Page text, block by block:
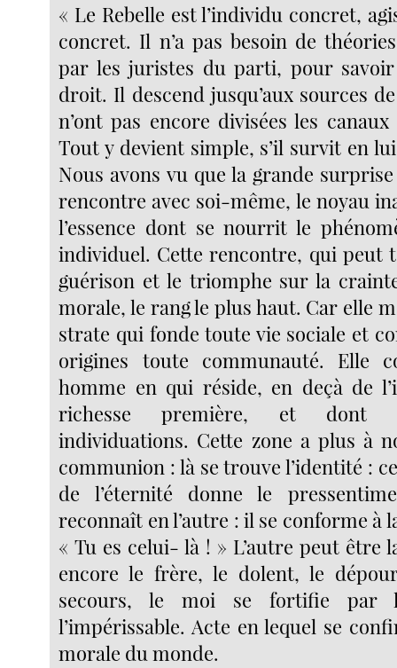
« Le Rebelle est l’individu concret,
concret. Il n’a pas besoin de
par les juristes du parti, pour
droit. Il descend jusqu’aux sources
n’ont pas encore divisées les
Tout y devient simple, s’il survit en
Nous avons vu que la grande
rencontre avec soi-même, le noyau
l’essence dont se nourrit le
individuel. Cette rencontre, qui peut
guérison et le triomphe sur la
morale, le rang le plus haut. Car elle
strate qui fonde toute vie sociale et
origines toute communauté. Elle
homme en qui réside, en deçà de
richesse première, et dont
individuations. Cette zone a plus à
communion : là se trouve l’identité :
de l’éternité donne le
reconnaît en l’autre : il se conforme à
« Tu es celui- là ! » L’autre peut être
encore le frère, le dolent, le
secours, le moi se fortifie par
l’impérissable. Acte en lequel se
morale du monde.